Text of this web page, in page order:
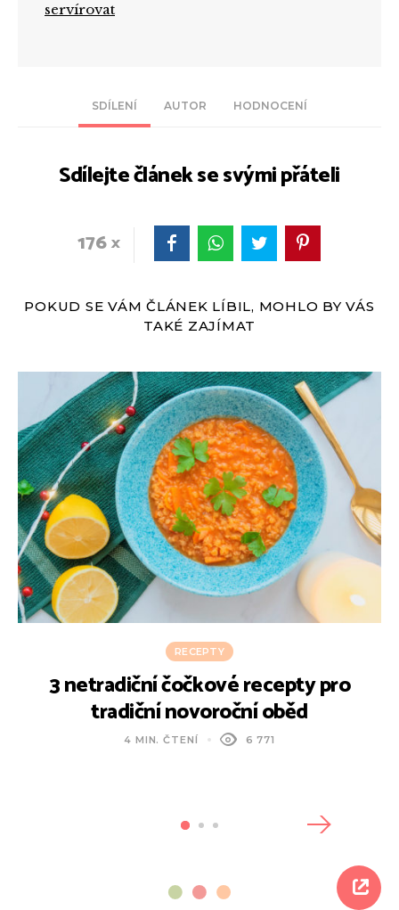
SDÍLENÍ AUTOR HODNOCENÍ
Sdílejte článek se svými přáteli
176
servírovat
POKUD SE VÁM ČLÁNEK LÍBIL, MOHLO BY VÁS
TAKÉ ZAJÍMAT
RECEPTY
3 netradiční čočkové recepty pro
tradiční novoroční oběd
4 MIN. ČTENÍ 6 771